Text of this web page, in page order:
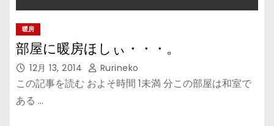
暖房
部屋に暖房ほしぃ・・・。
12月 13, 2014 Rurineko
この記事を読む およそ時間 1未満 分この部屋は和室で
ある …